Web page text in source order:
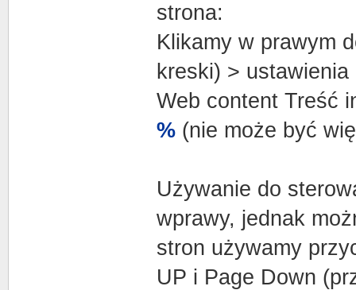
strona:
Klikamy w prawym
kreski) >
Web content Treść
%(nie może być
Używanie do
wprawy, jednak
stron używamy
UP i Page Down